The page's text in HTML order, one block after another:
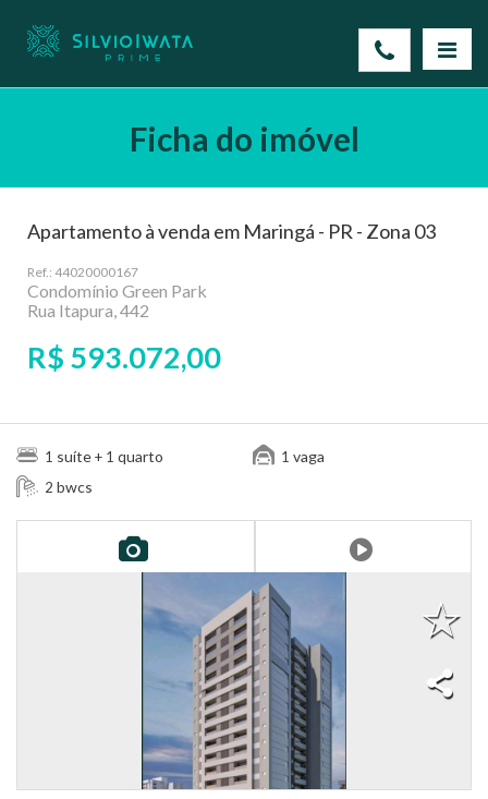
Ficha do imóvel
Apartamento à venda em Maringá - PR - Zona 03
Ref.: 44020000167
Condomínio Green Park
Rua Itapura, 442
R$ 593.072,00
1 suíte + 1 quarto
2 bwcs
1vaga